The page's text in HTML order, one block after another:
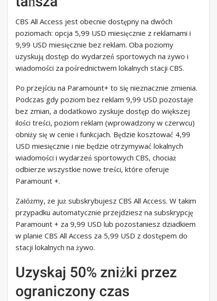
CBS All Access jest obecnie dostępny na dwóch
poziomach: opcja 5,99 USD miesięcznie z reklamami i
9,99 USD miesięcznie bez reklam. Oba poziomy
uzyskują dostęp do wydarzeń sportowych na żywo i
wiadomości za pośrednictwem lokalnych stacji CBS.
Po przejściu na Paramount+ to się nieznacznie zmienia.
Podczas gdy poziom bez reklam 9,99 USD pozostaje
bez zmian, a dodatkowo zyskuje dostęp do większej
ilości treści, poziom reklam (wprowadzony w czerwcu)
obniży się w cenie i funkcjach. Będzie kosztować 4,99
USD miesięcznie i nie będzie otrzymywać lokalnych
wiadomości i wydarzeń sportowych CBS, chociaż
odbierze wszystkie nowe treści, które oferuje
Paramount +.
Załóżmy, że już subskrybujesz CBS All Access. W takim
przypadku automatycznie przejdziesz na subskrypcję
Paramount + za 9,99 USD lub pozostaniesz dziadkiem
w planie CBS All Access za 5,99 USD z dostępem do
stacji lokalnych na żywo.
Uzyskaj 50% zniżki przez
ograniczony czas